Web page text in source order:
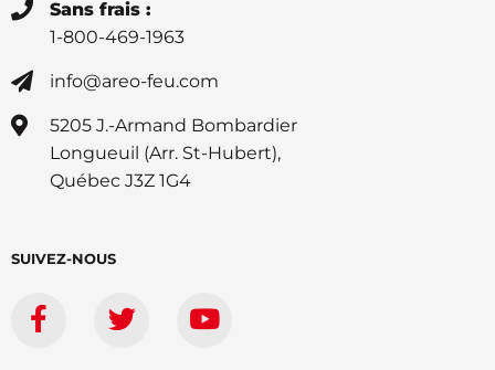
Sans frais :
1-800-469-1963
info@areo-feu.com
5205 J.-Armand Bombardier
Longueuil (Arr. St-Hubert),
Québec J3Z 1G4
SUIVEZ-NOUS